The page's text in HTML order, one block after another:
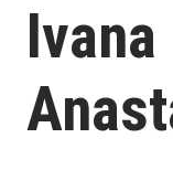
Ivana